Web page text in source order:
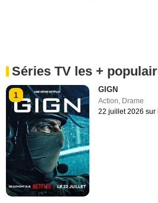
Séries TV les +
1
GIGN
Action, Drame
22 juillet 2026 sur